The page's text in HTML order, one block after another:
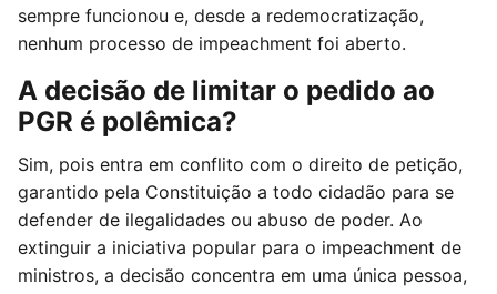
sempre funcionou e, desde a redemocratização,
nenhum processo de impeachment foi aberto.
A decisão de limitar o pedido ao
PGR é polêmica?
Sim, pois entra em conflito com o direito de petição,
garantido pela Constituição a todo cidadão para se
defender de ilegalidades ou abuso de poder. Ao
extinguir a iniciativa popular para o impeachment de
ministros, a decisão concentra em uma única pessoa,